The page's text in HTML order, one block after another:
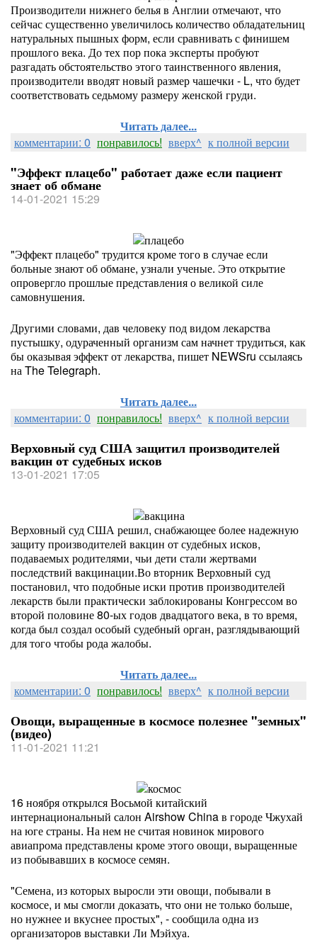
Производители нижнего белья в Англии отмечают, что
сейчас существенно увеличилось количество обладательниц
натуральных пышных форм, если сравнивать с финишем
прошлого века. До тех пор пока эксперты пробуют
разгадать обстоятельство этого таинственного явления,
производители вводят новый размер чашечки - L, что будет
соответствовать седьмому размеру женской груди.
Читать далее...
комментарии: 0 понравилось! вверх^ к полной версии
"Эффект плацебо" работает даже если пациент
знает об обмане
14-01-2021 15:29
"Эффект плацебо" трудится кроме того в случае если
больные знают об обмане, узнали ученые. Это открытие
опровергло прошлые представления о великой силе
самовнушения.
Другими словами, дав человеку под видом лекарства
пустышку, одураченный организм сам начнет трудиться, как
бы оказывая эффект от лекарства, пишет NEWSru ссылаясь
на The Telegraph.
Читать далее...
комментарии: 0 понравилось! вверх^ к полной версии
Верховный суд США защитил производителей
вакцин от судебных исков
13-01-2021 17:05
Верховный суд США решил, снабжающее более надежную
защиту производителей вакцин от судебных исков,
подаваемых родителями, чьи дети стали жертвами
последствий вакцинации.Во вторник Верховный суд
постановил, что подобные иски против производителей
лекарств были практически заблокированы Конгрессом во
второй половине 80-ых годов двадцатого века, в то время,
когда был создал особый судебный орган, разглядывающий
для того чтобы рода жалобы.
Читать далее...
комментарии: 0 понравилось! вверх^ к полной версии
Овощи, выращенные в космосе полезнее "земных"
(видео)
11-01-2021 11:21
16 ноября открылся Восьмой китайский
интернациональный салон Airshow China в городе Чжухай
на юге страны. На нем не считая новинок мирового
авиапрома представлены кроме этого овощи, выращенные
из побывавших в космосе семян.
"Семена, из которых выросли эти овощи, побывали в
космосе, и мы смогли доказать, что они не только больше,
но нужнее и вкуснее простых", - сообщила одна из
организаторов выставки Ли Мэйхуа.